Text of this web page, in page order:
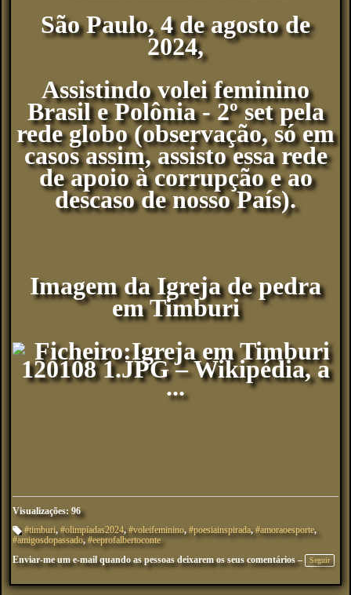
São Paulo, 4 de agosto de
2024,
Assistindo volei feminino
Brasil e Polônia - 2º set pela
rede globo (observação, só em
casos assim, assisto essa rede
de apoio à corrupção e ao
descaso de nosso País).
Imagem da Igreja de pedra
em Timburi
Visualizações: 96
M
ca
çõ
:
#timburi, #olimpíadas2024,#voleifeminino, #poesiainspirada, #amoraoesporte,
#amigosdopassado,#eeprofalbertoconte
Enviar-me um e-mail quando as pessoas deixarem os seus comentários –
Seguir